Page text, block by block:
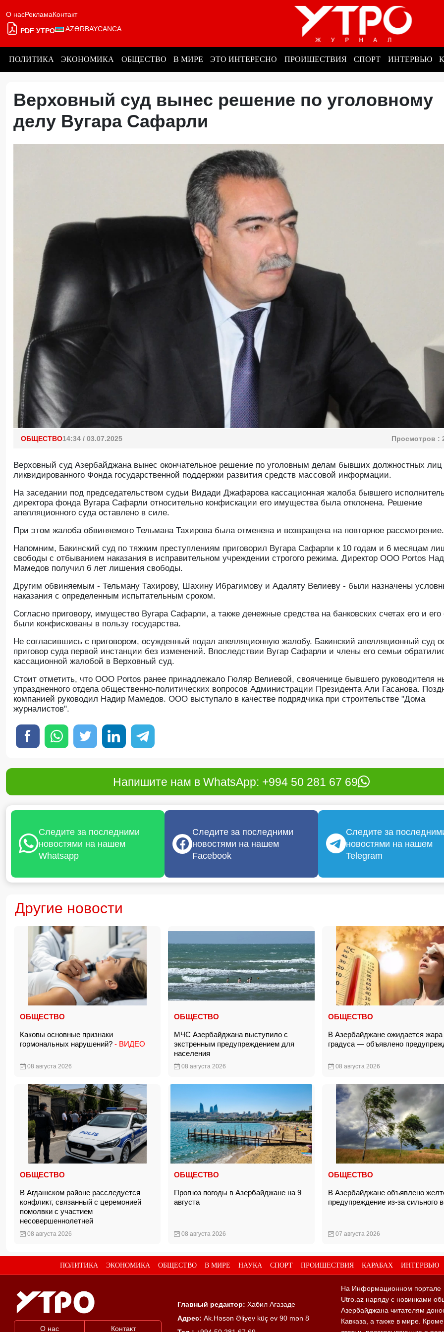
О насРекламаКонтакт
PDF УТРО AZƏRBAYCANCA
ПОЛИТИКА ЭКОНОМИКА ОБЩЕСТВО В МИРЕ ЭТО ИНТЕРЕСНО ПРОИШЕСТВИЯ СПОРТ ИНТЕРВЬЮ
Верховный суд вынес решение по уголовному
делу Вугара Сафарли
ОБЩЕСТВО14:34 / 03.07.2025 Просмотров :
Верховный суд Азербайджана вынес окончательное решение по уголовным делам бывших должностных лиц
ликвидированного Фонда государственной поддержки развития средств массовой информации.
На заседании под председательством судьи Видади Джафарова кассационная жалоба бывшего
директора фонда Вугара Сафарли относительно конфискации его имущества была отклонена. Решение
апелляционного суда оставлено в силе.
При этом жалоба обвиняемого Тельмана Тахирова была отменена и возвращена на повторное рассмотрение.
Напомним, Бакинский суд по тяжким преступлениям приговорил Вугара Сафарли к 10 годам и 6 месяцам
свободы с отбыванием наказания в исправительном учреждении строгого режима. Директор ООО Portos
Мамедов получил 6 лет лишения свободы.
Другим обвиняемым - Тельману Тахирову, Шахину Ибрагимову и Адаляту Велиеву - были назначены
наказания с определенным испытательным сроком.
Согласно приговору, имущество Вугара Сафарли, а также денежные средства на банковских счетах его и
были конфискованы в пользу государства.
Не согласившись с приговором, осужденный подал апелляционную жалобу. Бакинский апелляционный суд
приговор суда первой инстанции без изменений. Впоследствии Вугар Сафарли и члены его семьи
кассационной жалобой в Верховный суд.
Стоит отметить, что ООО Portos ранее принадлежало Гюляр Велиевой, свояченице бывшего руководителя
упраздненного отдела общественно-политических вопросов Администрации Президента Али Гасанова.
компанией руководил Надир Мамедов. ООО выступало в качестве подрядчика при строительстве "Дома
журналистов".
Напишите нам в WhatsApp: +994 50 281 67 69
Следите за последними
новостями на нашем
Whatsapp
Следите за последними
новостями на нашем
Facebook
Следите за
новостями на нашем
Telegram
Другие новости
ОБЩЕСТВО
Каковы основные признаки
гормональных нарушений? - ВИДЕО
08 августа 2026
ОБЩЕСТВО
МЧС Азербайджана выступило с
экстренным предупреждением для
населения
08 августа 2026
ОБЩЕСТВО
В Азербайджане ожидается жара
градуса — объявлено
08 августа 2026
ОБЩЕСТВО
В Агдашском районе расследуется
конфликт, связанный с церемонией
помолвки с участием
несовершеннолетней
08 августа 2026
ОБЩЕСТВО
Прогноз погоды в Азербайджане на 9
августа
08 августа 2026
ОБЩЕСТВО
В Азербайджане объявлено
предупреждение из-за сильного
07 августа 2026
ПОЛИТИКА ЭКОНОМИКА ОБЩЕСТВО В МИРЕ НАУКА СПОРТ ПРОИШЕСТВИЯ КАРАБАХ ИНТЕРВЬЮ
О нас Контакт
Главный редактор: Хабил Агазаде
Адрес: Ak.Həsən Əliyev küç ev 90 mən 8
На Информационном портале
Utro.az наряду с новинками
Азербайджана читателям
Кавказа, а также в мире.